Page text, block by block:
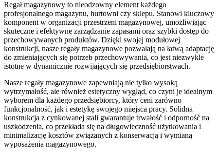
Regał magazynowy to nieodzowny element każdego
profesjonalnego magazynu, hurtowni czy sklepu. Stanowi kluczowy
komponent w organizacji przestrzeni magazynowej, umożliwiając
skuteczne i efektywne zarządzanie zapasami oraz szybki dostęp do
przechowywanych produktów. Dzięki swojej modułowej
konstrukcji, nasze regały magazynowe pozwalają na łatwą adaptację
do zmieniających się potrzeb przechowywania, co jest niezwykle
istotne w dynamicznie rozwijających się przedsiębiorstwach.
Nasze regały magazynowe zapewniają nie tylko wysoką
wytrzymałość, ale również estetyczny wygląd, co czyni je idealnym
wyborem dla każdego przedsiębiorcy, który ceni zarówno
funkcjonalność, jak i estetykę swojego miejsca pracy. Solidna
konstrukcja z cynkowanej stali gwarantuje trwałość i odporność na
uszkodzenia, co przekłada się na długowieczność użytkowania i
minimalizację kosztów związanych z konserwacją i wymianą
wyposażenia magazynowego.